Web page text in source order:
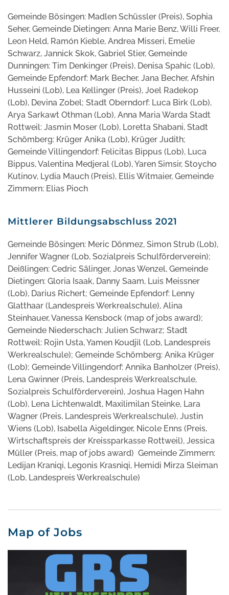
Gemeinde Bösingen: Madlen Schüssler (Preis), Sophia
Seher, Gemeinde Dietingen: Anna Marie Benz, Willi Freer,
Leon Held, Ramón Kieble, Andrea Misseri, Emelie
Schwarz, Jannick Skok, Gabriel Stier, Gemeinde
Dunningen: Tim Denkinger (Preis), Denisa Spahic (Lob),
Gemeinde Epfendorf: Mark Becher, Jana Becher, Afshin
Husseini (Lob), Lea Kellinger (Preis), Joel Radekop
(Lob), Devina Zobel; Stadt Oberndorf: Luca Birk (Lob),
Arya Sarkawt Othman (Lob), Anna Maria Warda Stadt
Rottweil: Jasmin Moser (Lob), Loretta Shabani, Stadt
Schömberg: Krüger Anika (Lob), Krüger Judith;
Gemeinde Villingendorf: Felicitas Bippus (Lob), Luca
Bippus, Valentina Medjeral (Lob), Yaren Simsir, Stoycho
Kutinov, Lydia Mauch (Preis), Ellis Witmaier, Gemeinde
Zimmern: Elias Pioch
Mittlerer Bildungsabschluss 2021
Gemeinde Bösingen: Meric Dönmez, Simon Strub (Lob),
Jennifer Wagner (Lob, Sozialpreis Schulförderverein);
Deißlingen: Cedric Sälinger, Jonas Wenzel, Gemeinde
Dietingen: Gloria Isaak, Danny Saam, Luis Meissner
(Lob), Darius Richert; Gemeinde Epfendorf: Lenny
Glatthaar (Landespreis Werkrealschule), Alina
Steinhauer, Vanessa Kensbock (map of jobs award);
Gemeinde Niederschach: Julien Schwarz; Stadt
Rottweil: Rojin Usta, Yamen Koudjil (Lob, Landespreis
Werkrealschule); Gemeinde Schömberg: Anika Krüger
(Lob); Gemeinde Villingendorf: Annika Banholzer (Preis),
Lena Gwinner (Preis, Landespreis Werkrealschule,
Sozialpreis Schulförderverein), Joshua Hagen Hahn
(Lob), Lena Lichtenwaldt, Maxilimilan Steinke, Lara
Wagner (Preis, Landespreis Werkrealschule), Justin
Wiens (Lob), Isabella Aigeldinger, Nicole Enns (Preis,
Wirtschaftspreis der Kreissparkasse Rottweil), Jessica
Müller (Preis, map of jobs award) Gemeinde Zimmern:
Ledijan Kraniqi, Legonis Krasniqi, Hemidi Mirza Sleiman
(Lob, Landespreis Werkrealschule)
Map of Jobs